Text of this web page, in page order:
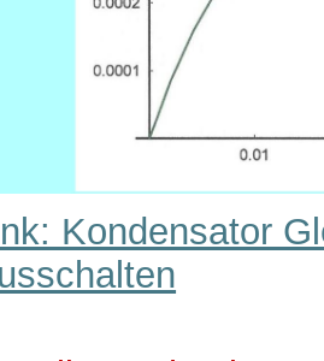
Kondensator